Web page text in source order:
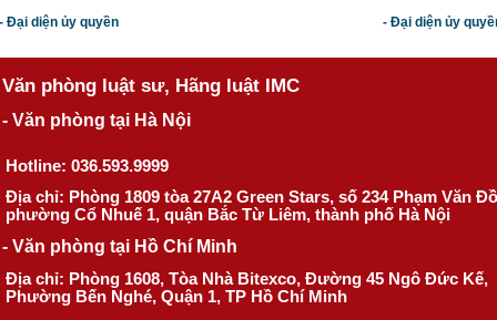
Đại diện ủy quyền
- Đại diện ủy
Văn phòng luật sư, Hãng luật IMC
- Văn phòng tại Hà Nội
Hotline: 036.593.9999
Địa chỉ: Phòng 1809 tòa 27A2 Green Stars, số 234 Phạm Văn
phường Cổ Nhuế 1, quận Bắc Từ Liêm, thành phố Hà Nội
- Văn phòng tại Hồ Chí Minh
Địa chỉ: Phòng 1608, Tòa Nhà Bitexco, Đường 45 Ngô Đức Kế,
Phường Bến Nghé, Quận 1, TP Hồ Chí Minh